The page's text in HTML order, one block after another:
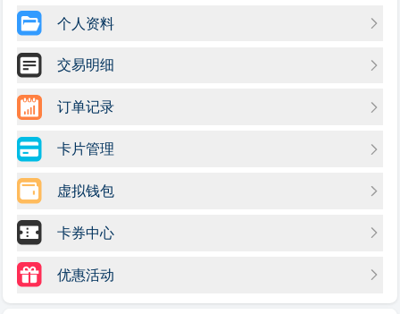
个人资料
交易明细
VIP福利